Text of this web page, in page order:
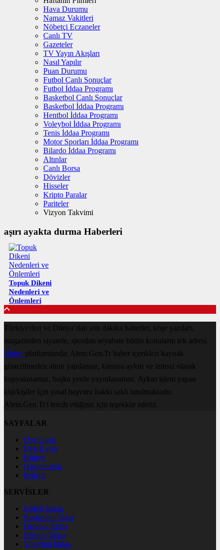
Hava Durumu
Namaz Vakitleri
Nöbetçi Eczaneler
Canlı TV
Gazeteler
TV Yayın Akışları
Nasıl Yapılır
Puan Durumu
Futbol Canlı Sonuçlar
Futbol İddaa Programı
Basketbol Canlı Sonuçlar
Basketbol İddaa Programı
Hentbol İddaa Programı
Voleybol İddaa Programı
Tenis İddaa Programı
Motor Sporları İddaa Programı
Bilardo İddaa Programı
Altınlar
Canlı Borsa
Dövizler
Hisseler
Kripto Paralar
Pariteler
Vizyon Takvimi
aşırı ayakta durma Haberleri
Topuk Dikeni
Nedenleri ve
Önlemleri
Türkiye'den ve Dünya’dan son dakika haberler, köşe yazıları,
magazinden siyasete, spordan seyahate bütün konuların tek adresi
Haberplatformunda; Alem.Gen.Tr haber içerikleri kaynak
gösterilmeden alıntı yapılamaz, kanuna aykırı ve izinsiz olarak
kopyalanamaz, başka yerde yayınlanamaz. Aykırı işlem yapan
kişi/kişiler için yasal başvuru hakkı saklı tutulmaktadır.
Alem.Gen.Tr'i tercih ettiğiniz için teşekkür ederiz.
SAYFALAR
Üye Girişi
Üye Kaydı
Künye
Hakkımızda
İletişim
SERVİSLER
Futbol İddaa
Basketbol İddaa
Hentbol İddaa
Bilardo İddaa
Voleybol İddaa